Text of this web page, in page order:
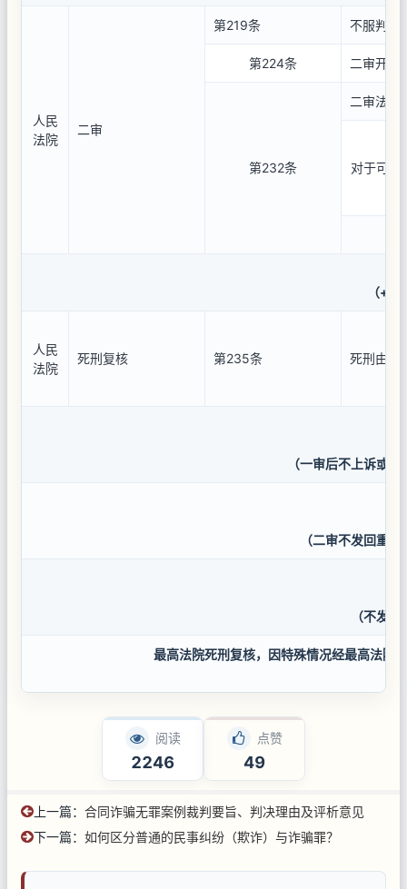
人民
法院
二审
第219条 不服判决
第224条 二审开庭
第232条
二审法院
对于可能
（+
人民
法院
死刑复核 第235条 死刑由最
（一审后不上诉或
（二审不发回重
（不发
最高法院死刑复核，因特殊情况经最高法院
阅读
2246
点赞
49
上一篇： 合同诈骗无罪案例裁判要旨、判决理由及评析意见
下一篇： 如何区分普通的民事纠纷（欺诈）与诈骗罪？